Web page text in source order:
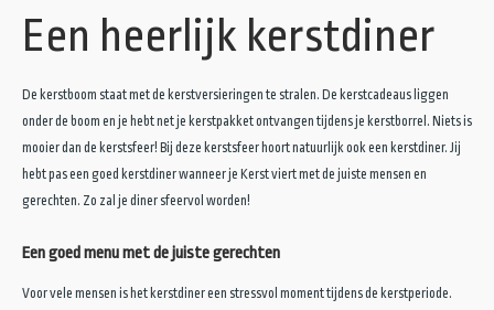
Kerst plaatjes
Over ons
Een heerlijk kerstdiner
De kerstboom staat met de kerstversieringen te stralen. De kerstcadeaus liggen
onder de boom en je hebt net je kerstpakket ontvangen tijdens je kerstborrel. Niets is
mooier dan de kerstsfeer! Bij deze kerstsfeer hoort natuurlijk ook een kerstdiner. Jij
hebt pas een goed kerstdiner wanneer je Kerst viert met de juiste mensen en
gerechten. Zo zal je diner sfeervol worden!
Een goed menu met de juiste gerechten
Voor vele mensen is het kerstdiner een stressvol moment tijdens de kerstperiode.